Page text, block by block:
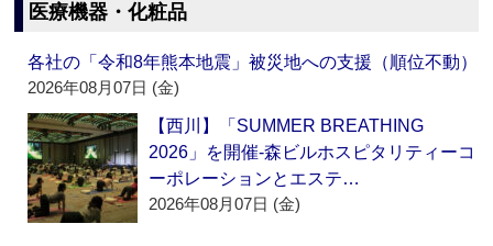
医療機器・化粧品
各社の「令和8年熊本地震」被災地への支援（順位不動）
2026年08月07日 (金)
【西川】「SUMMER BREATHING
2026」を開催‐森ビルホスピタリティーコ
ーポレーションとエステ…
2026年08月07日 (金)